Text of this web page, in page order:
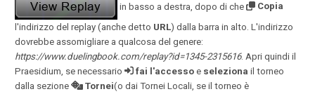
in basso a destra, dopo di che
Copia
l'indirizzo del replay (anche detto URL) dalla barra in alto. L'indirizzo
dovrebbe assomigliare a qualcosa del genere:
https://www.duelingbook.com/replay?id=1345-2315616. Apri quindi il
Praesidium, se necessario
fai l'accesso e seleziona il torneo
dalla sezione
Tornei(o dai Tornei Locali, se il torneo è